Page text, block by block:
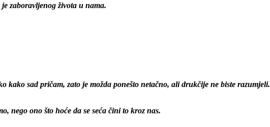
zaboravljenog života u nama.
kako sad pričam, zato je možda ponešto netačno, ali drukčije ne biste razumjeli.
nego ono što hoće da se seća čini to kroz nas.